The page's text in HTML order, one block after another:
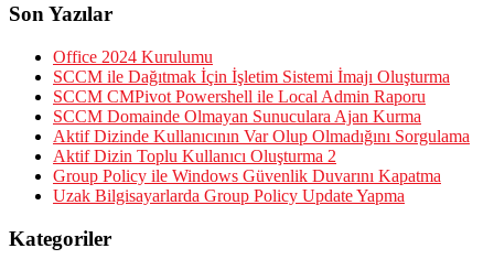
Son Yazılar
Office 2024 Kurulumu
SCCM ile Dağıtmak İçin İşletim Sistemi İmajı Oluşturma
SCCM CMPivot Powershell ile Local Admin Raporu
SCCM Domainde Olmayan Sunuculara Ajan Kurma
Aktif Dizinde Kullanıcının Var Olup Olmadığını Sorgulama
Aktif Dizin Toplu Kullanıcı Oluşturma 2
Group Policy ile Windows Güvenlik Duvarını Kapatma
Uzak Bilgisayarlarda Group Policy Update Yapma
Kategoriler